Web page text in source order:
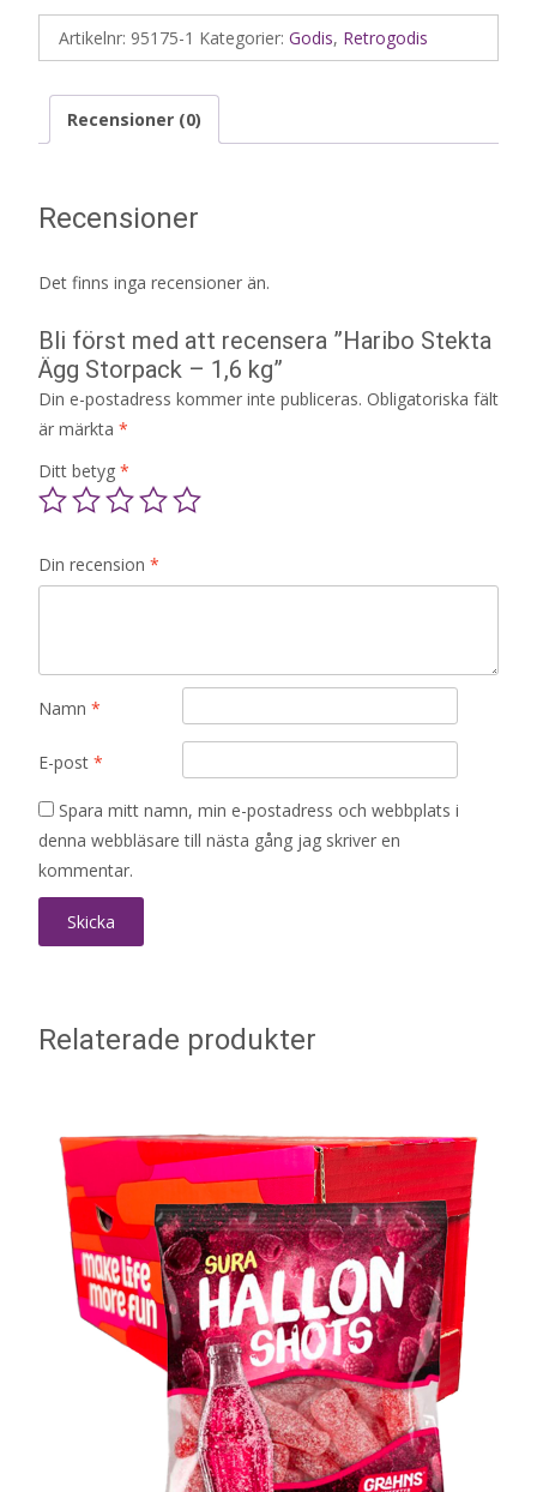
Artikelnr: 95175-1 Kategorier: Godis, Retrogodis
Recensioner (0)
Recensioner
Det finns inga recensioner än.
Bli först med att recensera ”Haribo Stekta
Ägg Storpack – 1,6 kg”
Din e-postadress kommer inte publiceras. Obligatoriska fält
är märkta *
Ditt betyg *
Din recension *
Namn *
E-post *
Spara mitt namn, min e-postadress och webbplats i
denna webbläsare till nästa gång jag skriver en
kommentar.
Relaterade produkter